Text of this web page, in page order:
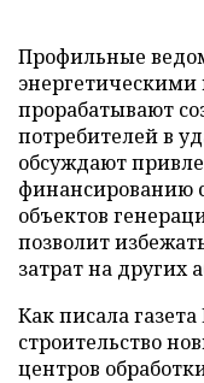
Профильные
прорабатывают
потребителей в
обсуждают
финансированию
объектов
позволит
затрат на других
Как писала
строительство
центров